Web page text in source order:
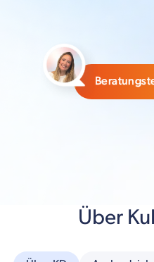
Über